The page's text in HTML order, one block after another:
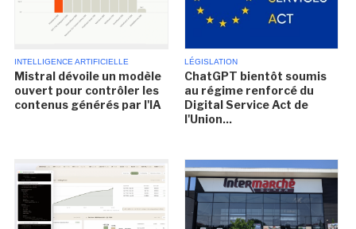
INTELLIGENCE ARTIFICIELLE
Mistral dévoile un modèle
ouvert pour contrôler les
contenus générés par l'IA
LÉGISLATION
ChatGPT bientôt soumis
au régime renforcé du
Digital Service Act de
l'Union...